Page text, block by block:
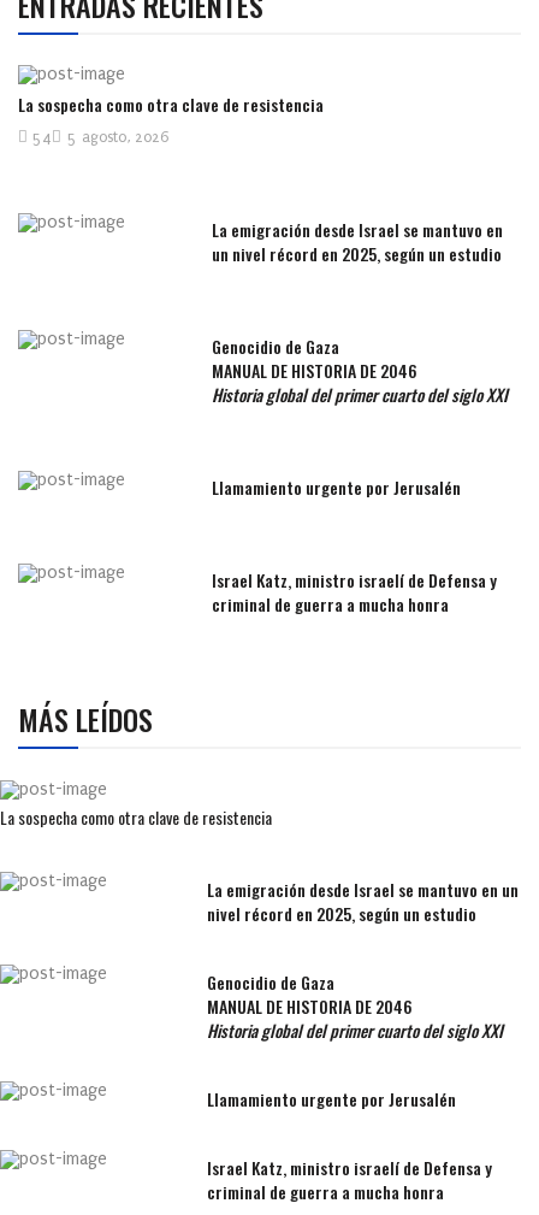
La sospecha como otra clave de resistencia
5 agosto, 2026
54
La emigración desde Israel se mantuvo en
un nivel récord en 2025, según un estudio
Genocidio de Gaza
MANUAL DE HISTORIA DE 2046
Historia global del primer cuarto del siglo XXI
Llamamiento urgente por Jerusalén
Israel Katz, ministro israelí de Defensa y
criminal de guerra a mucha honra
MÁS LEÍDOS
La sospecha como otra clave de resistencia
La emigración desde Israel se mantuvo en un
nivel récord en 2025, según un estudio
Genocidio de Gaza
MANUAL DE HISTORIA DE 2046
Historia global del primer cuarto del siglo XXI
Llamamiento urgente por Jerusalén
Israel Katz, ministro israelí de Defensa y
criminal de guerra a mucha honra